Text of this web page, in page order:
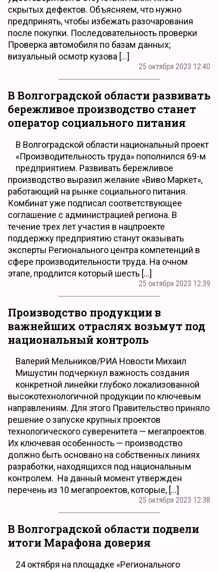
скрытых дефектов. Объясняем, что нужно
предпринять, чтобы избежать разочарования
после покупки. Последовательность проверки
Проверка автомобиля по базам данных;
визуальный осмотр кузова […]
25 октября 2023 12:40
В Волгоградской области развивать
бережливое производство станет
оператор социального питания
В Волгоградской области национальный проект
«Производительность труда» пополнился 69-м
предприятием. Развивать бережливое
производство выразил желание «Виво Маркет»,
работающий на рынке социального питания.
Комбинат уже подписал соответствующее
соглашение с администрацией региона. В
течение трех лет участия в нацпроекте
поддержку предприятию станут оказывать
эксперты Регионального центра компетенций в
сфере производительности труда. На очном
этапе, продлится который шесть […]
25 октября 2023 12:39
Производство продукции в
важнейших отраслях возьмут под
национальный контроль
Валерий Мельников/РИА Новости Михаил
Мишустин подчеркнул важность создания
конкретной линейки глубоко локализованной
высокотехнологичной продукции по ключевым
направлениям. Для этого Правительство приняло
решение о запуске крупных проектов
технологического суверенитета — мегапроектов.
Их ключевая особенность — производство
должно быть основано на собственных линиях
разработки, находящихся под национальным
контролем. На данный момент утвержден
перечень из 10 мегапроектов, которые, […]
25 октября 2023 12:38
В Волгоградской области подвели
итоги Марафона доверия
24 октября на площадке «Регионального